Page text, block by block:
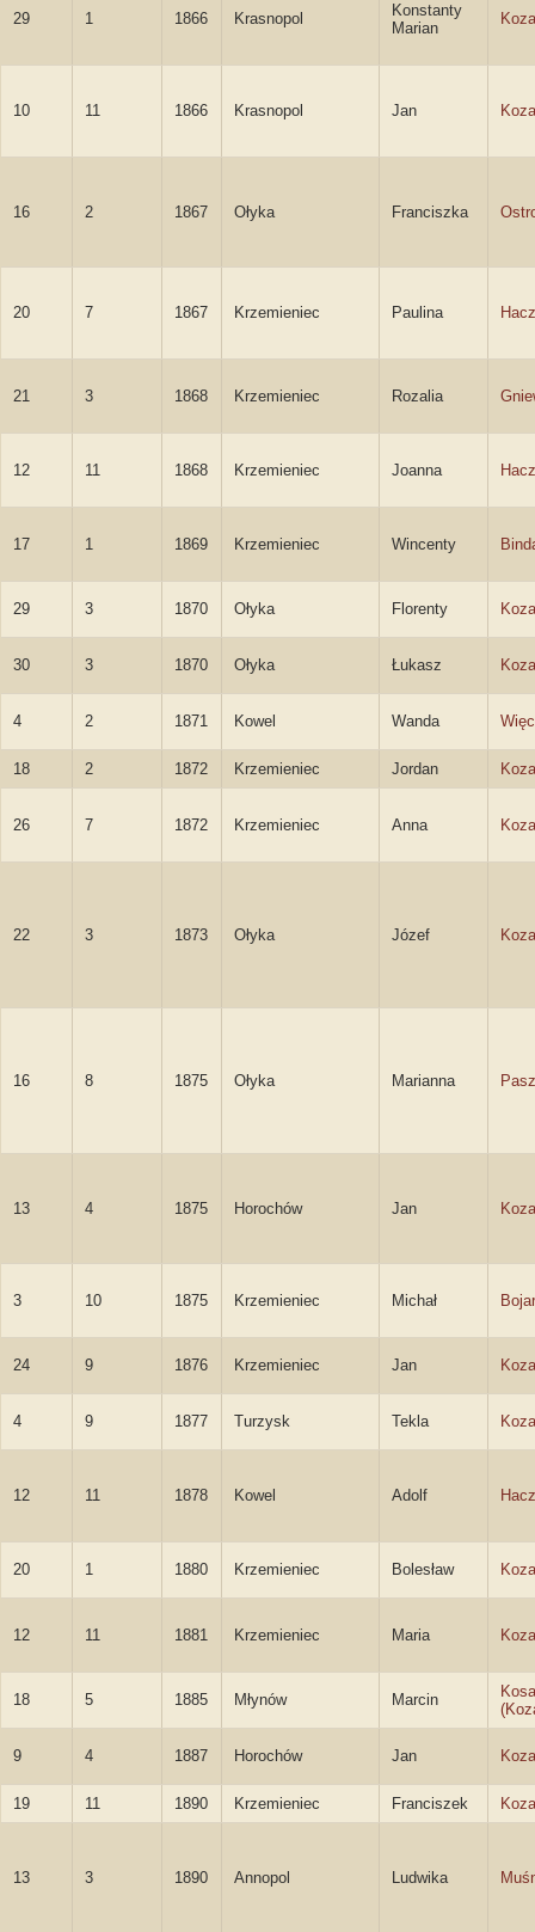
29 1 1866 Krasnopol
Konstanty
Marian
10 11 1866 Krasnopol Jan
16 2 1867 Ołyka Franciszka
20 7 1867 Krzemieniec Paulina
21 3 1868 Krzemieniec Rozalia
12 11 1868 Krzemieniec Joanna
17 1 1869 Krzemieniec Wincenty
29 3 1870 Ołyka Florenty
30 3 1870 Ołyka Łukasz
4 2 1871 Kowel Wanda
18 2 1872 Krzemieniec Jordan
26 7 1872 Krzemieniec Anna
22 3 1873 Ołyka Józef
16 8 1875 Ołyka Marianna
13 4 1875 Horochów Jan
3 10 1875 Krzemieniec Michał
24 9 1876 Krzemieniec Jan
4 9 1877 Turzysk Tekla
12 11 1878 Kowel Adolf
20 1 1880 Krzemieniec Bolesław
12 11 1881 Krzemieniec Maria
18 5 1885 Młynów Marcin
9 4 1887 Horochów Jan
19 11 1890 Krzemieniec Franciszek
13 3 1890 Annopol Ludwika